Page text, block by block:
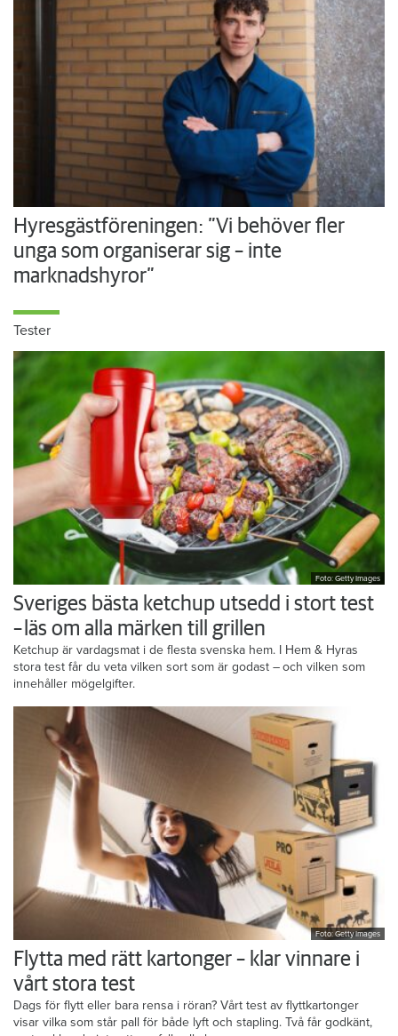
Hyresgästföreningen: ”Vi behöver fler
unga som organiserar sig – inte
marknadshyror”
Tester
Foto: Getty Images
Sveriges bästa ketchup utsedd i stort test
– läs om alla märken till grillen
Ketchup är vardagsmat i de flesta svenska hem. I Hem & Hyras
stora test får du veta vilken sort som är godast – och vilken som
innehåller mögelgifter.
Foto: Getty Images
Flytta med rätt kartonger – klar vinnare i
vårt stora test
Dags för flytt eller bara rensa i röran? Vårt test av flyttkartonger
visar vilka som står pall för både lyft och stapling. Två får godkänt,